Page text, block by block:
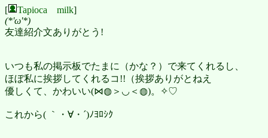
[ Tapioca milk]
(*'ω'*)
友達紹介文ありがとう!
いつも私の掲示板でたまに（かな？）で来てくれるし、
ほぼ私に挨拶してくれるコ!!（挨拶ありがとねえ
優しくて、かわいい(⋈◍＞◡＜◍)。✧♡
これから( ｀・∀・´)ﾉﾖﾛｼｸ